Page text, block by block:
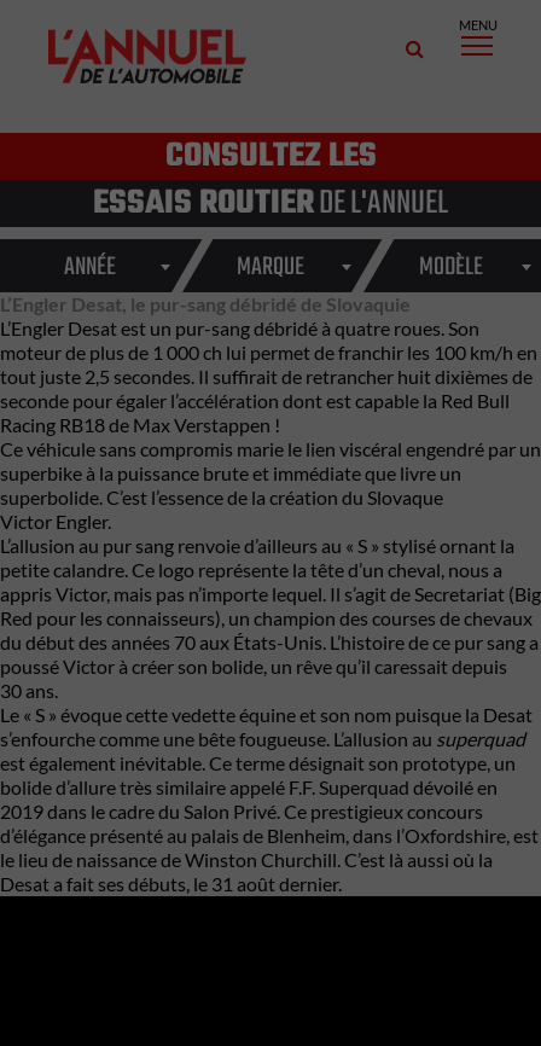
MENU
CONSULTEZ LES
ESSAIS ROUTIERDE L'ANNUEL
ANNÉE MARQUE MODÈLE
L’Engler Desat, le pur-sang débridé de Slovaquie
L’Engler Desat est un pur-sang débridé à quatre roues. Son
moteur de plus de 1 000 ch lui permet de franchir les 100 km/h en
tout juste 2,5 secondes. Il suffirait de retrancher huit dixièmes de
seconde pour égaler l’accélération dont est capable la Red Bull
Racing RB18 de Max Verstappen !
Ce véhicule sans compromis marie le lien viscéral engendré par un
superbike à la puissance brute et immédiate que livre un
superbolide. C’est l’essence de la création du Slovaque
Victor Engler.
L’allusion au pur sang renvoie d’ailleurs au « S » stylisé ornant la
petite calandre. Ce logo représente la tête d’un cheval, nous a
appris Victor, mais pas n’importe lequel. Il s’agit de Secretariat (Big
Red pour les connaisseurs), un champion des courses de chevaux
du début des années 70 aux États-Unis. L’histoire de ce pur sang a
poussé Victor à créer son bolide, un rêve qu’il caressait depuis
30 ans.
Le « S » évoque cette vedette équine et son nom puisque la Desat
s’enfourche comme une bête fougueuse. L’allusion au superquad
est également inévitable. Ce terme désignait son prototype, un
bolide d’allure très similaire appelé F.F. Superquad dévoilé en
2019 dans le cadre du Salon Privé. Ce prestigieux concours
d’élégance présenté au palais de Blenheim, dans l’Oxfordshire, est
le lieu de naissance de Winston Churchill. C’est là aussi où la
Desat a fait ses débuts, le 31 août dernier.